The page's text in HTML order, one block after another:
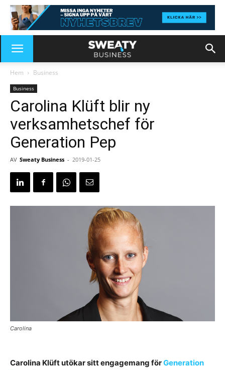
Hem Business
Business
Carolina Klüft blir ny
verksamhetschef för
Generation Pep
AV Sweaty Business - 2019-01-25
Carolina
Carolina Klüft utökar sitt engagemang förGeneration